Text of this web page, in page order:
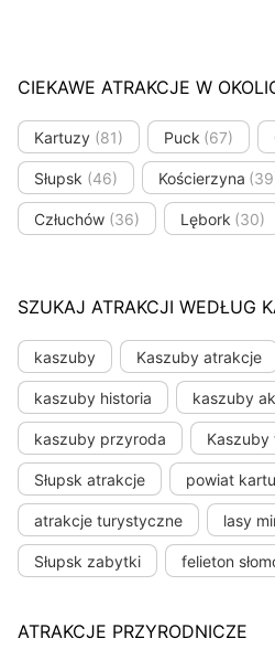
CIEKAWE ATRAKCJE W
Kartuzy (81) Puck (67)
Słupsk (46) Kościerzyna
Człuchów (36) Lębork (30)
SZUKAJ ATRAKCJI WEDŁUG
kaszuby Kaszuby atrakcje
kaszuby historia kaszuby
kaszuby przyroda
Słupsk atrakcje powiat
atrakcje turystyczne lasy
Słupsk zabytki felieton
ATRAKCJE PRZYRODNICZE